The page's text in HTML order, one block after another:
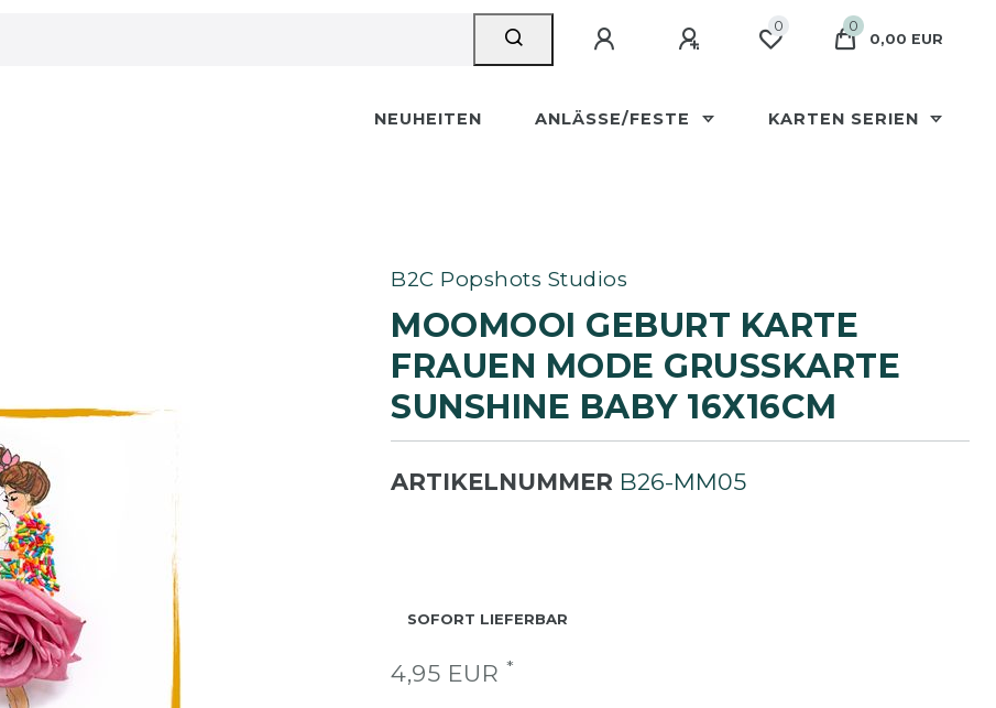
0
0
0,00 EUR
NEUHEITEN ANLÄSSE/FESTE KARTEN SERIEN
B2C Popshots Studios
MOOMOOI GEBURT KARTE
FRAUEN MODE GRUSSKARTE S
UNSHINE BABY 16X16CM
ARTIKELNUMMER B26-MM05
SOFORT LIEFERBAR
4,95 EUR *